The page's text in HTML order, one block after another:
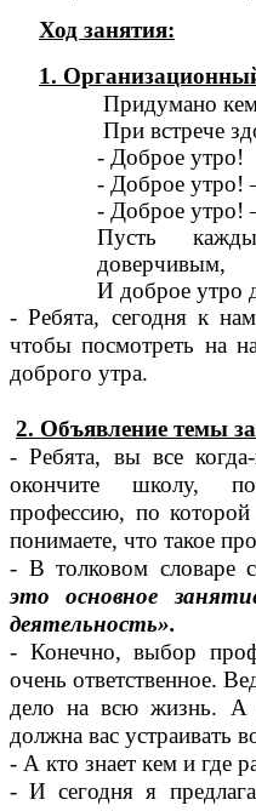
Ход занятия:
1.
Придумано
При встрече
- Доброе утро!
- Доброе утро!
- Доброе утро!
Пусть
доверчивым,
И доброе утро
- Ребята, сегодня к
чтобы посмотреть на
доброго утра.
2. Объявление темы
- Ребята, вы все
окончите школу,
профессию, по
понимаете, что такое
- В толковом словаре
это основное
деятельность».
- Конечно, выбор
очень ответственное.
дело на всю жизнь. А
должна вас устраивать
- А кто знает кем и где
- И сегодня я